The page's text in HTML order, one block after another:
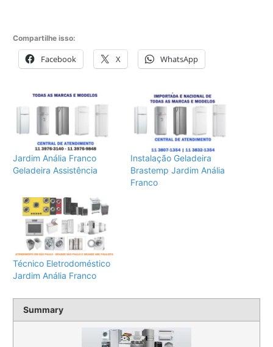
Compartilhe isso:
Facebook X WhatsApp
Jardim Anália Franco
Geladeira Assistência
Instalação Geladeira
Brastemp Jardim Anália
Franco
Técnico Eletrodoméstico
Jardim Anália Franco
Summary